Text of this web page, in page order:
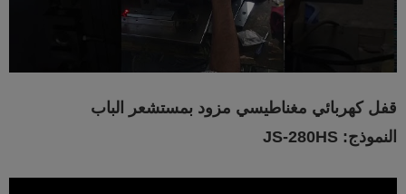
قفل كهربائي مغناطيسي مزود بمستشعر الباب
النموذج: JS-280HS